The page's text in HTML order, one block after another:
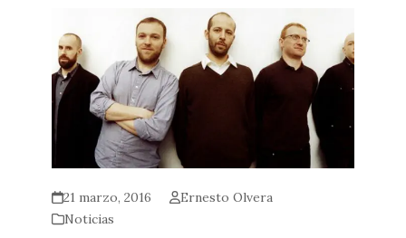
21 marzo, 2016
Ernesto Olvera
Noticias